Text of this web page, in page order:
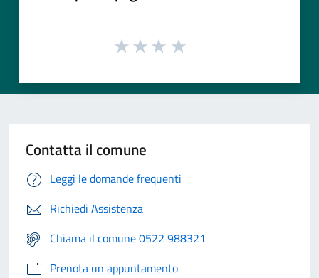
Contatta il comune
Leggi le domande frequenti
Richiedi Assistenza
Chiama il comune 0522 988321
Prenota un appuntamento